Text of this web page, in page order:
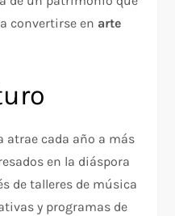
convertirse en arte
atrae cada año a más
en la diáspora
de talleres de música
y programas de